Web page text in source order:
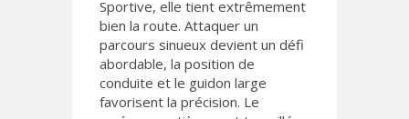
Sportive, elle tient extrêmement
bien la route. Attaquer un
parcours sinueux devient un défi
abordable, la position de
conduite et le guidon large
favorisent la précision. Le